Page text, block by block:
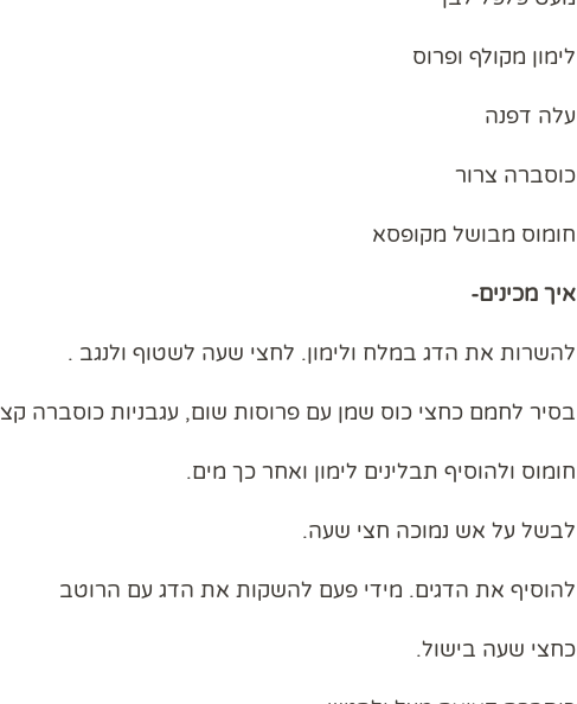
לימון מקולף ופרוס
עלה דפנה
כוסברה צרור
חומוס מבושל מקופסא
איך מכינים-
להשרות את הדג במלח ולימון. לחצי שעה לשטוף ולנגב .
בסיר לחמם כחצי כוס שמן עם פרוסות שום, עגבניות כוסברה
חומוס ולהוסיף תבלינים לימון ואחר כך מים.
לבשל על אש נמוכה חצי שעה.
להוסיף את הדגים. מידי פעם להשקות את הדג עם הרוטב
כחצי שעה בישול.